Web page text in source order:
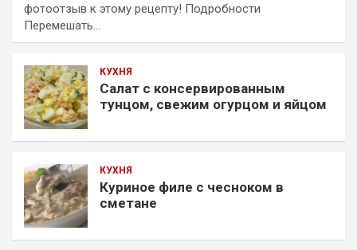
фотоотзыв к этому рецепту! Подробности
Перемешать…
КУХНЯ
Салат с консервированным
тунцом, свежим огурцом и яйцом
КУХНЯ
Куриное филе с чесноком в
сметане